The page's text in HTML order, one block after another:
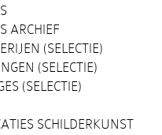
ARCHIEF
(SELECTIE)
(SELECTIE)
(SELECTIE)
SCHILDERKUNST